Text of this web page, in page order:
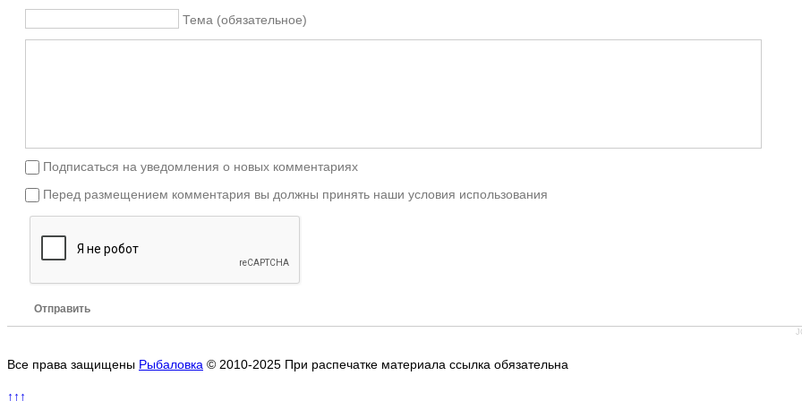
Тема (обязательное)
Подписаться на уведомления о новых комментариях
Перед размещением комментария вы должны принять наши условия использования
Отправить
Все права защищены Рыбаловка © 2010-2025 При распечатке материала ссылка обязательна
↑↑↑